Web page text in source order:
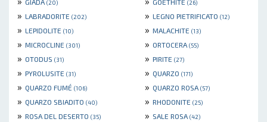
GIADA (20) GOETHITE (26)
» LABRADORITE (202) » LEGNO PIETRIFICATO (12)
» LEPIDOLITE (10) » MALACHITE (13)
» MICROCLINE (301) » ORTOCERA (55)
» OTODUS (31) » PIRITE (27)
» PYROLUSITE (31) » QUARZO (171)
» QUARZO FUMÉ (106) » QUARZO ROSA (57)
» QUARZO SBIADITO (40) » RHODONITE (25)
» ROSA DEL DESERTO (35) » SALE ROSA (42)